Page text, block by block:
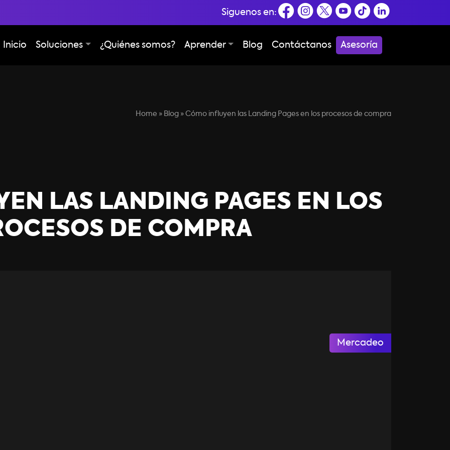
Siguenos en:
Inicio Soluciones ¿Quiénes somos? Aprender Blog Contáctanos Asesoría
Home » Blog » Cómo influyen las Landing Pages en los procesos de compra
LAS LANDING PAGES EN LOS
DE COMPRA
Mercadeo